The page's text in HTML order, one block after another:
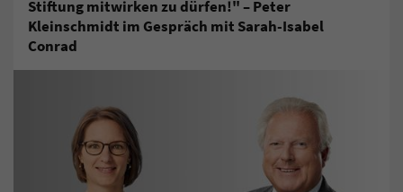
Stiftung mitwirken zu dürfen!" – Peter
Kleinschmidt im Gespräch mit Sarah-Isabel
Conrad